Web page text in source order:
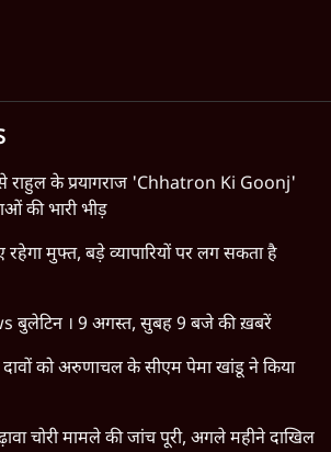
राहुल के प्रयागराज 'Chhatron Ki Goonj'
की भारी भीड़
रहेगा मुफ्त, बड़े व्यापारियों पर लग सकता है
बुलेटिन । 9 अगस्त, सुबह 9 बजे की ख़बरें
को अरुणाचल के सीएम पेमा खांडू ने किया
चोरी मामले की जांच पूरी, अगले महीने दाखिल